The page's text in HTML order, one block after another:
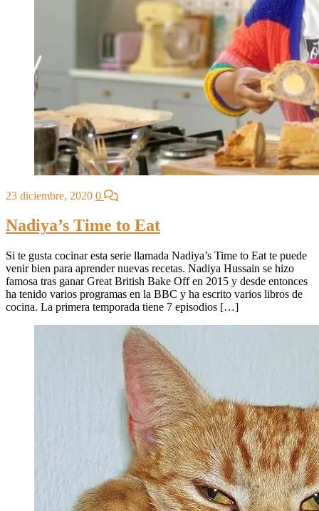
23 diciembre, 2020 0
Nadiya’s Time to Eat
Si te gusta cocinar esta serie llamada Nadiya’s Time to Eat te puede
venir bien para aprender nuevas recetas. Nadiya Hussain se hizo
famosa tras ganar Great British Bake Off en 2015 y desde entonces
ha tenido varios programas en la BBC y ha escrito varios libros de
cocina. La primera temporada tiene 7 episodios […]